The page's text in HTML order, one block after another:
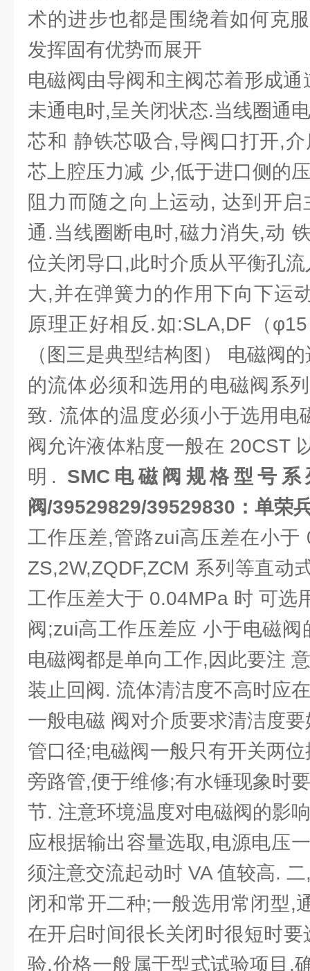
术的进步也都是围绕着如何克
发挥固有优势而展开
电磁阀由导阀和主阀芯着形成
未通电时,呈关闭状态.当线圈通
芯和 静铁芯吸合,导阀口打开,
芯上腔压力减 少,低于进口侧的
阻力而随之向上运动, 达到开
通.当线圈断电时,磁力消失,动
位关闭导口,此时介质从平衡孔
大,并在弹簧力的作用下向下运
原理正好相反.如:SLA,DF（
（图三是典型结构图） 电磁阀
的流体必须和选用的电磁阀系
致. 流体的温度必须小于选用电
阀允许液体粘度一般在 20CST
明. SMC电磁阀规格型号
阀/39529829/39529830：单荣
工作压差,管路zui高压差在小于
ZS,2W,ZQDF,ZCM 系列等直动
工作压差大于 0.04MPa 时 可选
阀;zui高工作压差应 小于电磁
电磁阀都是单向工作,因此要注
装止回阀. 流体清洁度不高时应
一般电磁 阀对介质要求清洁度
管口径;电磁阀一般只有开关两
旁路管,便于维修;有水锤现象时
节. 注意环境温度对电磁阀的影
应根据输出容量选取,电源电压
须注意交流起动时 VA 值较高.
闭和常开二种;一般选用常闭型,
在开启时间很长关闭时很短时
验,价格一般属于型式试验项目,